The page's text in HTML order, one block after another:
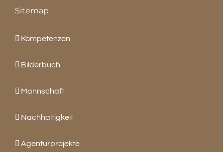
Sitemap
Kompetenzen
Bilderbuch
Mannschaft
Nachhaltigkeit
Agenturprojekte